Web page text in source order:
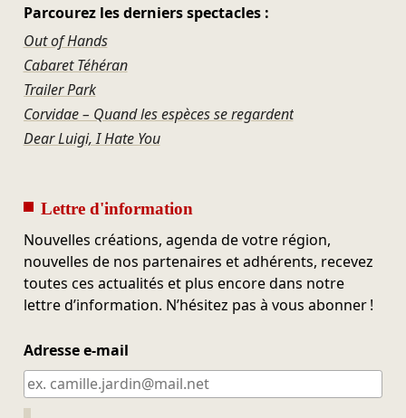
Parcourez les derniers spectacles :
Out of Hands
Cabaret Téhéran
Trailer Park
Corvidae – Quand les espèces se regardent
Dear Luigi, I Hate You
Lettre d'information
Nouvelles créations, agenda de votre région,
nouvelles de nos partenaires et adhérents, recevez
toutes ces actualités et plus encore dans notre
lettre d’information. N’hésitez pas à vous abonner !
Adresse e-mail